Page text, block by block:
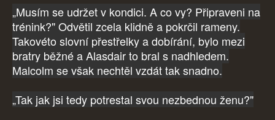
„Musím se udržet v kondici. A co vy? Připraveni na
trénink?" Odvětil zcela klidně a pokrčil rameny.
Takovéto slovní přestřelky a dobírání, bylo mezi
bratry běžné a Alasdair to bral s nadhledem.
Malcolm se však nechtěl vzdát tak snadno.
„Tak jak jsi tedy potrestal svou nezbednou ženu?"